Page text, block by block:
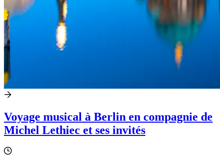
Voyage musical à Berlin en compagnie de
Michel Lethiec et ses invités